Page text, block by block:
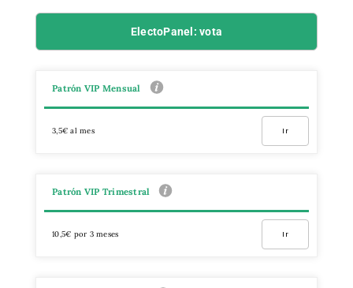
ElectoPanel: vota
Patrón VIP Mensual
3,5€ al mes Ir
Patrón VIP Trimestral
10,5€ por 3 meses Ir